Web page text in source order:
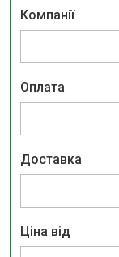
Компанії
Оплата
Доставка
Ціна від